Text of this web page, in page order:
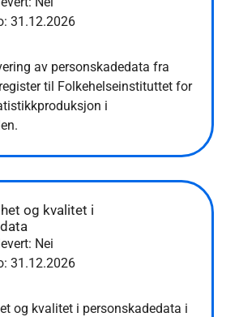
31.12.2026
av personskadedata fra
til Folkehelseinstituttet for
i
og kvalitet i
Nei
31.12.2026
og kvalitet i personskadedata i